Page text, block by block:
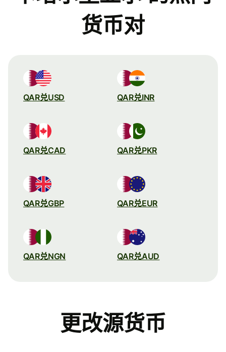
货币对
QAR兑USD QAR兑INR
QAR兑CAD QAR兑PKR
QAR兑GBP QAR兑EUR
QAR兑NGN QAR兑AUD
更改源货币